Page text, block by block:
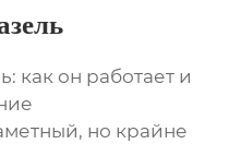
как он работает и
но крайне